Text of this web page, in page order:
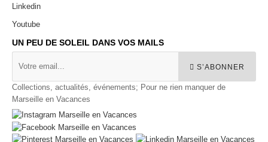
Linkedin
Youtube
UN PEU DE SOLEIL DANS VOS MAILS
S’ABONNER
Collections, actualités, événements; Pour ne rien manquer de
Marseille en Vacances